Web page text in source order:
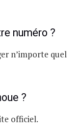
numéro ?
n’importe quel
?
officiel.